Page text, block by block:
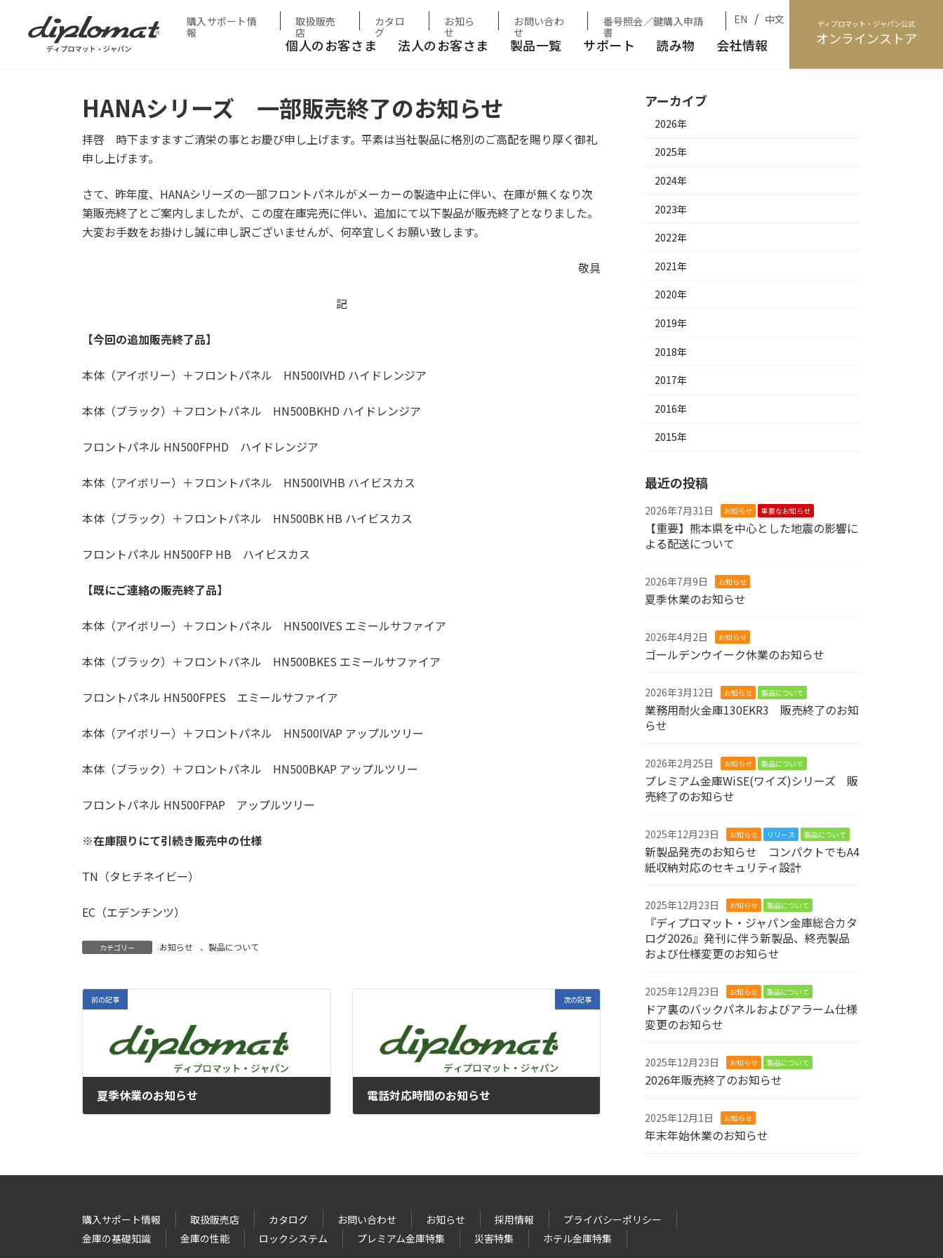
購入サポート情
報
取扱販売
店
カタロ
グ
お知ら
せ
お問い合わ
せ
番号照会／鍵購入申請
書
EN / 中文
個人のお客さま 法人のお客さま 製品一覧 サポート 読み物 会社情報
ディプロマット・ジャパン公式
オンラインストア
HANAシリーズ 一部販売終了のお知らせ
HANAシリーズ 一部販売終了のお知らせ
拝啓 時下ますますご清栄の事とお慶び申し上げます。平素は当社製品に格別のご高配を賜り厚く御礼
申し上げます。
さて、昨年度、HANAシリーズの一部フロントパネルがメーカーの製造中止に伴い、在庫が無くなり次
第販売終了とご案内しましたが、この度在庫完売に伴い、追加にて以下製品が販売終了となりました。
大変お手数をお掛けし誠に申し訳ございませんが、何卒宜しくお願い致します。
敬具
記
【今回の追加販売終了品】
本体（アイボリー）＋フロントパネル HN500IVHD ハイドレンジア
本体（ブラック）＋フロントパネル HN500BKHD ハイドレンジア
フロントパネル HN500FPHD ハイドレンジア
本体（アイボリー）＋フロントパネル HN500IVHB ハイビスカス
本体（ブラック）＋フロントパネル HN500BK HB ハイビスカス
フロントパネル HN500FP HB ハイビスカス
【既にご連絡の販売終了品】
本体（アイボリー）＋フロントパネル HN500IVES エミールサファイア
本体（ブラック）＋フロントパネル HN500BKES エミールサファイア
フロントパネル HN500FPES エミールサファイア
本体（アイボリー）＋フロントパネル HN500IVAP アップルツリー
本体（ブラック）＋フロントパネル HN500BKAP アップルツリー
フロントパネル HN500FPAP アップルツリー
※在庫限りにて引続き販売中の仕様
TN（タヒチネイビー）
EC（エデンチンツ）
カテゴリー お知らせ 、 製品について
前の記事
夏季休業のお知らせ
次の記事
電話対応時間のお知らせ
アーカイブ
2026年
2025年
2024年
2023年
2022年
2021年
2020年
2019年
2018年
2017年
2016年
2015年
最近の投稿
2026年7月31日 お知らせ 重要なお知らせ
【重要】熊本県を中心とした地震の影響に
よる配送について
2026年7月9日 お知らせ
夏季休業のお知らせ
2026年4月2日 お知らせ
ゴールデンウイーク休業のお知らせ
2026年3月12日 お知らせ 製品について
業務用耐火金庫130EKR3 販売終了のお知
らせ
2026年2月25日 お知らせ 製品について
プレミアム金庫WiSE(ワイズ)シリーズ 販
売終了のお知らせ
2025年12月23日 お知らせ リリース 製品について
新製品発売のお知らせ コンパクトでもA4
紙収納対応のセキュリティ設計
2025年12月23日 お知らせ 製品について
『ディプロマット・ジャパン金庫総合カタ
ログ2026』発刊に伴う新製品、終売製品
および仕様変更のお知らせ
2025年12月23日 お知らせ 製品について
ドア裏のバックパネルおよびアラーム仕様
変更のお知らせ
2025年12月23日 お知らせ 製品について
2026年販売終了のお知らせ
2025年12月1日 お知らせ
年末年始休業のお知らせ
購入サポート情報 取扱販売店 カタログ お問い合わせ お知らせ 採用情報
プライバシーポリシー
金庫の基礎知識
金庫の性能 ロックシステム プレミアム金庫特集 災害特集 ホテル金庫特集